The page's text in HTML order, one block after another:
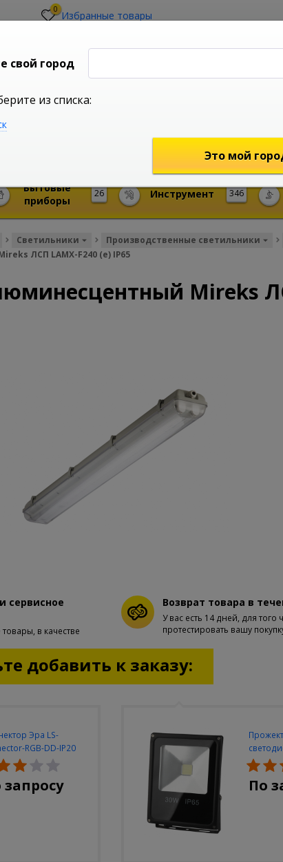
0 Избранные товары
shop@mireks.ru
26
Бытовые
приборы
346
Инструмент
Светильники Производственные светильники
ЛСП LAMX-F240 (e) IP65
Mireks
сервисное
в качестве
Возврат товара в
У вас есть 14 дней, для того
протестировать вашу
добавить к заказу:
Эра LS-
RGB-DD-IP20
уп)
запросу
30W-
По
свой город
из списка:
Это мой